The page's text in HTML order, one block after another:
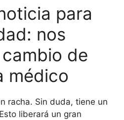
para
nos
de
médico
racha. Sin duda, tiene un
liberará un gran